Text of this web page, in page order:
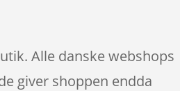
Alle danske webshops
giver shoppen endda